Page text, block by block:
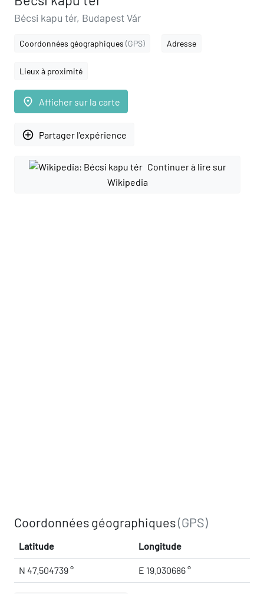
Bécsi kapu tér, Budapest Vár
Coordonnées géographiques (GPS) Adresse
Lieux à proximité
place Afficher sur la carte
add_circle_outline Partager l'expérience
Continuer à lire sur
Wikipedia
Coordonnées géographiques(GPS)
Latitude Longitude
N 47.504739 ° E 19.030686 °